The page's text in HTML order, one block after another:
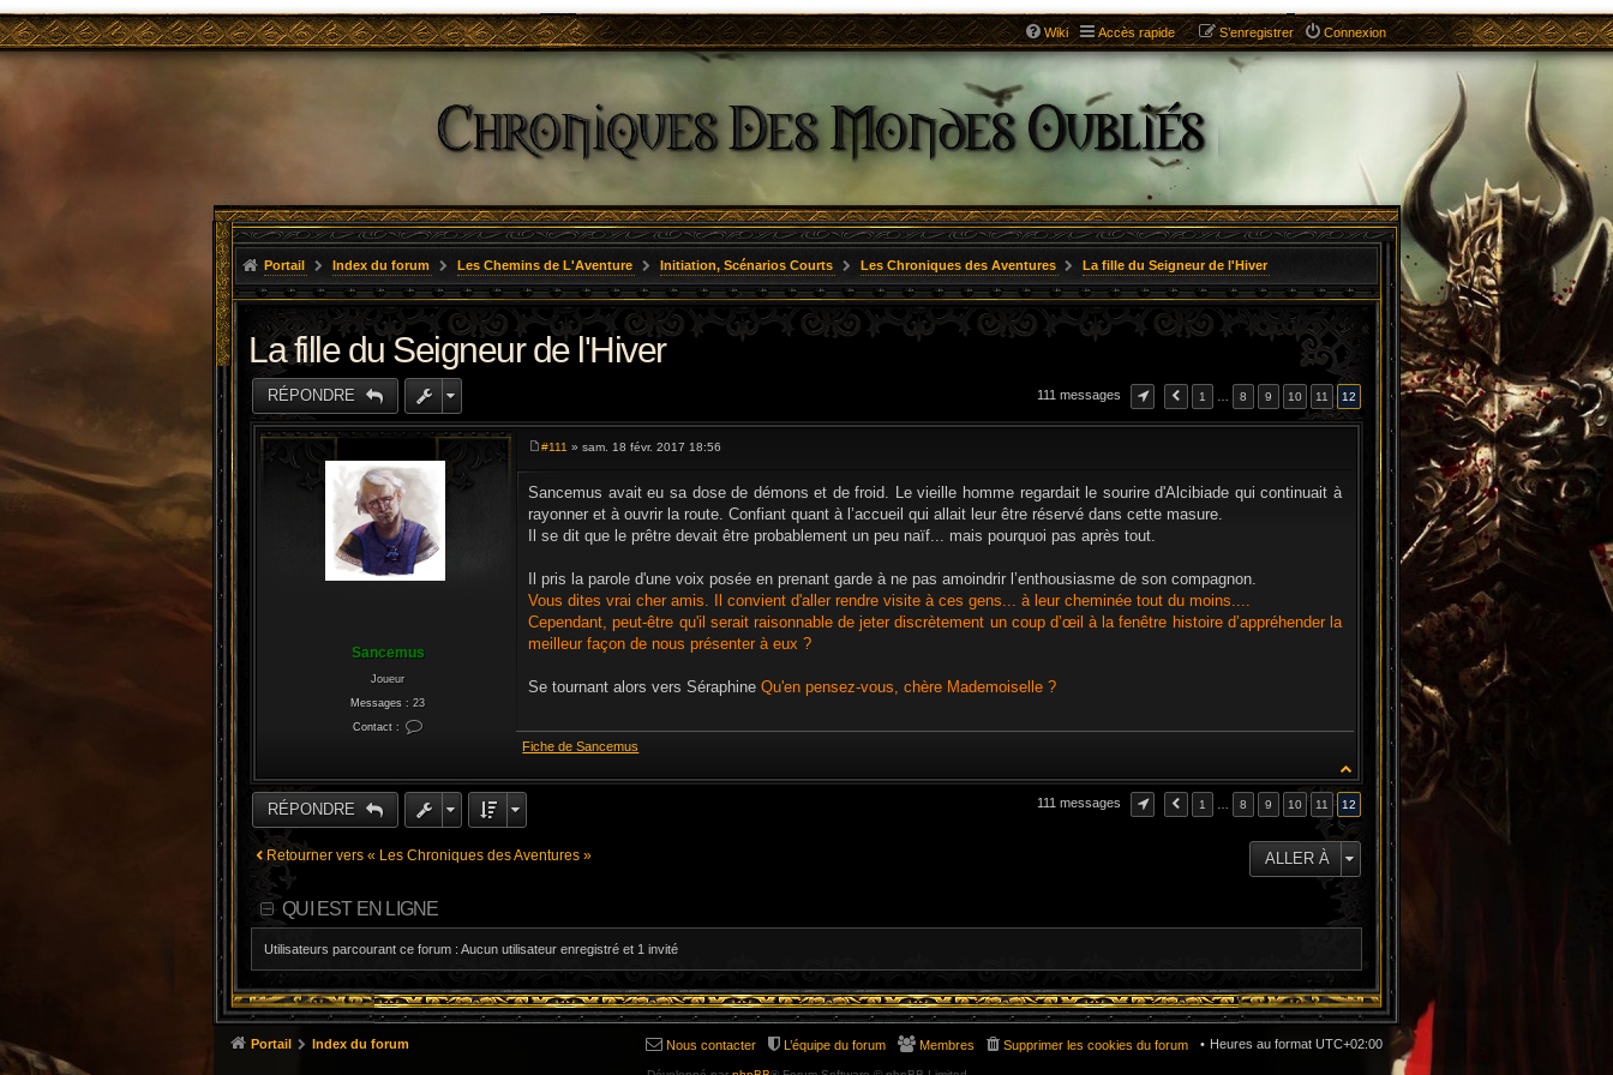
Wiki Accès rapide Connexion
S’enregistrer
Portail Index du forum Les Chemins de L'Aventure Initiation, Scénarios Courts Les Chroniques des Aventures La fille du Seigneur de l'Hiver
La fille du Seigneur de l'Hiver
RÉPONDRE 111 messages 1 8 9 10 11 12
Sancemus
Joueur
Messages : 23
Contact :
t
a
c
t
e
S
a
e
m
CITATION
s
a
e
#111 » sam. 18 févr. 2017 18:56
Sancemus avait eu sa dose de démons et de froid. Le vieille homme regardait le sourire d'Alcibiade qui continuait à
rayonner et à ouvrir la route. Confiant quant à l’accueil qui allait leur être réservé dans cette masure.
Il se dit que le prêtre devait être probablement un peu naïf... mais pourquoi pas après tout.
Il pris la parole d'une voix posée en prenant garde à ne pas amoindrir l’enthousiasme de son compagnon.
Vous dites vrai cher amis. Il convient d'aller rendre visite à ces gens... à leur cheminée tout du moins....
Cependant, peut-être qu'il serait raisonnable de jeter discrètement un coup d’œil à la fenêtre histoire d’appréhender la
meilleur façon de nous présenter à eux ?
Se tournant alors vers SéraphineQu'en pensez-vous, chère Mademoiselle ?
Fiche de Sancemus
RÉPONDRE 111 messages 1 8 9 10 11 12
Retourner vers « Les Chroniques des Aventures » ALLER À
QUI EST EN LIGNE
Utilisateurs parcourant ce forum : Aucun utilisateur enregistré et 1 invité
Portail Index du forum Heures au format UTC+02:00
Supprimer les cookies du forum
Membres
L’équipe du forum
Nous contacter